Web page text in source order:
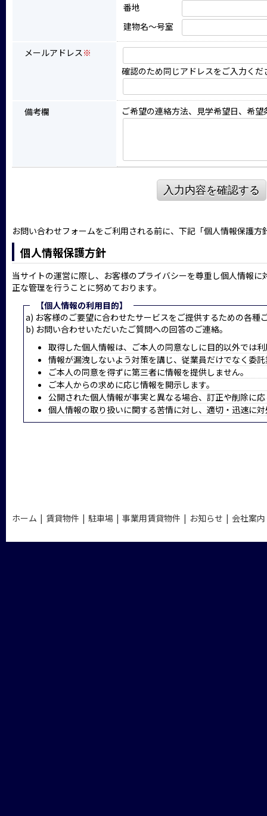
番地
建物名～号室
メールアドレス※
確認のため同じアドレスをご入力くだ
備考欄 ご希望の連絡方法、見学希望日、希
入力内容を確認する
お問い合わせフォームをご利用される前に、下記「個人情報保護方
個人情報保護方針
当サイトの運営に際し、お客様のプライバシーを尊重し個人情報
正な管理を行うことに努めております。
【個人情報の利用目的】
a) お客様のご要望に合わせたサービスをご提供するための各種
b) お問い合わせいただいたご質問への回答のご連絡。
取得した個人情報は、ご本人の同意なしに目的以外では
情報が漏洩しないよう対策を講じ、従業員だけでなく委
ご本人の同意を得ずに第三者に情報を提供しません。
ご本人からの求めに応じ情報を開示します。
公開された個人情報が事実と異なる場合、訂正や削除に
個人情報の取り扱いに関する苦情に対し、適切・迅速に
ホーム | 賃貸物件 | 駐車場 | 事業用賃貸物件 | お知らせ | 会社案内